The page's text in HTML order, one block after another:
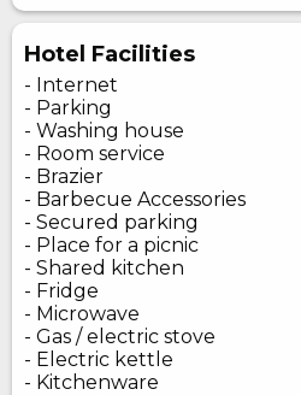
Hotel Facilities
- Internet
- Parking
- Washing house
- Room service
- Brazier
- Barbecue Accessories
- Secured parking
- Place for a picnic
- Shared kitchen
- Fridge
- Microwave
- Gas / electric stove
- Electric kettle
- Kitchenware